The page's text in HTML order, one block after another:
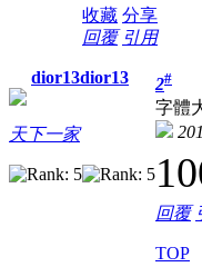
收藏 分享
回覆 引用
dior13dior13
天下一家
2#
字體
回覆
TOP